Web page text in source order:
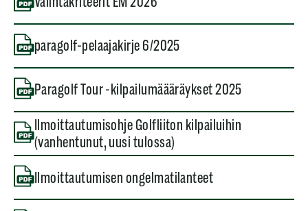
paragolf-pelaajakirje 6/2025
Paragolf Tour -kilpailumäääräykset 2025
Ilmoittautumisohje Golfliiton kilpailuihin
(vanhentunut, uusi tulossa)
Ilmoittautumisen ongelmatilanteet